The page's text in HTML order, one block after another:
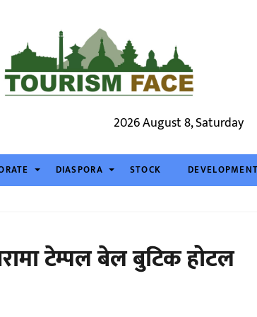
2026 August 8, Saturday
DIASPORA STOCK DEVELOPMENT
टेम्पल बेल बुटिक होटल